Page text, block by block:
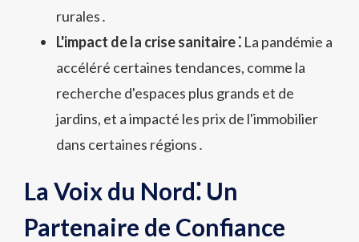
rurales․
L'impact de la crise sanitaire ⁚ La pandémie a
accéléré certaines tendances, comme la
recherche d'espaces plus grands et de
jardins, et a impacté les prix de l'immobilier
dans certaines régions․
La Voix du Nord⁚ Un
Partenaire de Confiance